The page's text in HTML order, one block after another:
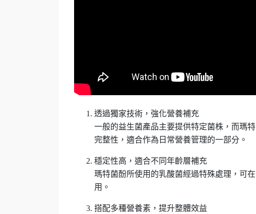
透過獨家技術，強化營養補充
一般的益生菌產品主要提供特定菌株，而瑪
完整性，適合作為日常營養管理的一部分。
穩定性高，適合不同年齡層補充
瑪特菌酚所使用的乳酸菌經過特殊處理，可
用。
搭配多種營養素，提升整體效益